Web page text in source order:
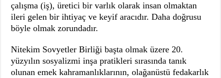
çalışma (iş), üretici bir varlık olarak insan olmaktan
ileri gelen bir ihtiyaç ve keyif aracıdır. Daha doğrusu
böyle olmak zorundadır.
Nitekim Sovyetler Birliği başta olmak üzere 20.
yüzyılın sosyalizmi inşa pratikleri sırasında tanık
olunan emek kahramanlıklarının, olağanüstü fedakarlık